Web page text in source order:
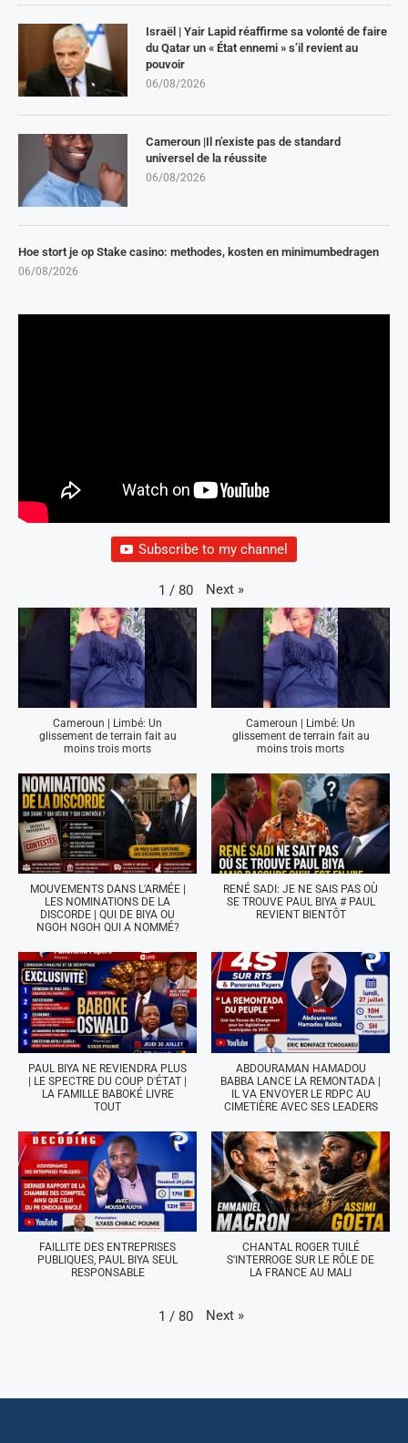
Israël | Yair Lapid réaffirme sa volonté de faire
du Qatar un « État ennemi » s’il revient au
pouvoir
06/08/2026
Cameroun |Il n’existe pas de standard
universel de la réussite
06/08/2026
Hoe stort je op Stake casino: methodes, kosten en minimumbedragen
06/08/2026
Subscribe to my channel
1 / 80 Next »
Cameroun | Limbé: Un
glissement de terrain fait au
moins trois morts
Cameroun | Limbé: Un
glissement de terrain fait au
moins trois morts
MOUVEMENTS DANS L'ARMÉE |
LES NOMINATIONS DE LA
DISCORDE | QUI DE BIYA OU
NGOH NGOH QUI A NOMMÉ?
RENÉ SADI: JE NE SAIS PAS OÙ
SE TROUVE PAUL BIYA # PAUL
REVIENT BIENTÔT
PAUL BIYA NE REVIENDRA PLUS
| LE SPECTRE DU COUP D'ÉTAT |
LA FAMILLE BABOKÉ LIVRE
TOUT
ABDOURAMAN HAMADOU
BABBA LANCE LA REMONTADA |
IL VA ENVOYER LE RDPC AU
CIMETIÈRE AVEC SES LEADERS
FAILLITE DES ENTREPRISES
PUBLIQUES, PAUL BIYA SEUL
RESPONSABLE
CHANTAL ROGER TUILÉ
S'INTERROGE SUR LE RÔLE DE
LA FRANCE AU MALI
1 / 80 Next »